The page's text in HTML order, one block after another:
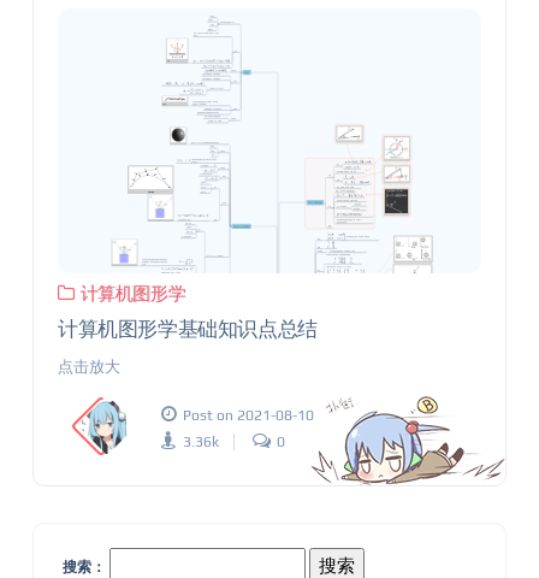
计算机图形学
计算机图形学基础知识点总结
点击放大
Post on 2021-08-10
3.36k
0
搜索：